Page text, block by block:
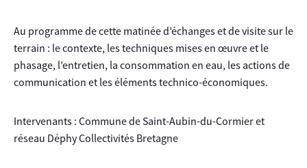
Au programme de cette matinée d’échanges et de visite sur le
terrain : le contexte, les techniques mises en œuvre et le
phasage, l’entretien, la consommation en eau, les actions de
communication et les éléments technico-économiques.
Intervenants : Commune de Saint-Aubin-du-Cormier et
réseau Déphy Collectivités Bretagne